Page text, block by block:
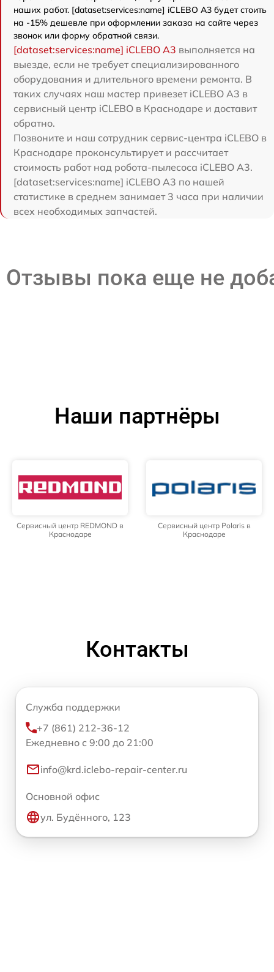
наших работ. [dataset:services:name] iCLEBO A3 будет стоить
на -15% дешевле при оформлении заказа на сайте через
звонок или форму обратной связи.
[dataset:services:name] iCLEBO A3 выполняется на
выезде, если не требует специализированного
оборудования и длительного времени ремонта. В
таких случаях наш мастер привезет iCLEBO A3 в
сервисный центр iCLEBO в Краснодаре и доставит
обратно.
Позвоните и наш сотрудник сервис-центра iCLEBO в
Краснодаре проконсультирует и рассчитает
стоимость работ над робота-пылесоса iCLEBO A3.
[dataset:services:name] iCLEBO A3 по нашей
статистике в среднем занимает 3 часа при наличии
всех необходимых запчастей.
Отзывы пока еще не
Наши партнёры
Сервисный центр REDMOND в
Краснодаре
Сервисный центр Polaris в
Краснодаре
Контакты
Служба поддержки
+7 (861) 212-36-12
Ежедневно с 9:00 до 21:00
info@krd.iclebo-repair-center.ru
Основной офис
ул. Будённого, 123